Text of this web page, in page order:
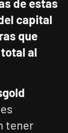
de estas
capital
que
al
tener